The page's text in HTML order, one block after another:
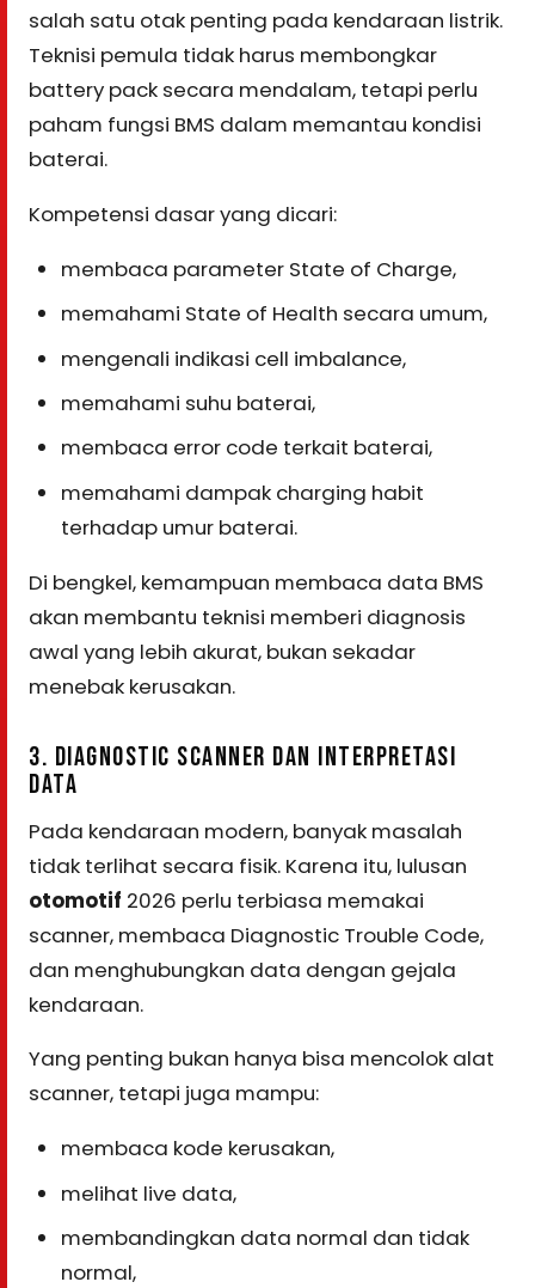
salah satu otak penting pada kendaraan listrik.
Teknisi pemula tidak harus membongkar
battery pack secara mendalam, tetapi perlu
paham fungsi BMS dalam memantau kondisi
baterai.
Kompetensi dasar yang dicari:
membaca parameter State of Charge,
memahami State of Health secara umum,
mengenali indikasi cell imbalance,
memahami suhu baterai,
membaca error code terkait baterai,
memahami dampak charging habit
terhadap umur baterai.
Di bengkel, kemampuan membaca data BMS
akan membantu teknisi memberi diagnosis
awal yang lebih akurat, bukan sekadar
menebak kerusakan.
3. DIAGNOSTIC SCANNER DAN INTERPRETASI
DATA
Pada kendaraan modern, banyak masalah
tidak terlihat secara fisik. Karena itu, lulusan
otomotif 2026 perlu terbiasa memakai
scanner, membaca Diagnostic Trouble Code,
dan menghubungkan data dengan gejala
kendaraan.
Yang penting bukan hanya bisa mencolok alat
scanner, tetapi juga mampu:
membaca kode kerusakan,
melihat live data,
membandingkan data normal dan tidak
normal,